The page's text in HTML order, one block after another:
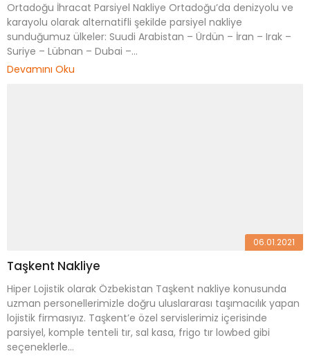
Ortadoğu İhracat Parsiyel Nakliye Ortadoğu’da denizyolu ve
karayolu olarak alternatifli şekilde parsiyel nakliye
sunduğumuz ülkeler: Suudi Arabistan – Ürdün – İran – Irak –
Suriye – Lübnan – Dubai –...
Devamını Oku
06.01.2021
Taşkent Nakliye
Hiper Lojistik olarak Özbekistan Taşkent nakliye konusunda
uzman personellerimizle doğru uluslararası taşımacılık yapan
lojistik firmasıyız. Taşkent’e özel servislerimiz içerisinde
parsiyel, komple tenteli tır, sal kasa, frigo tır lowbed gibi
seçeneklerle...